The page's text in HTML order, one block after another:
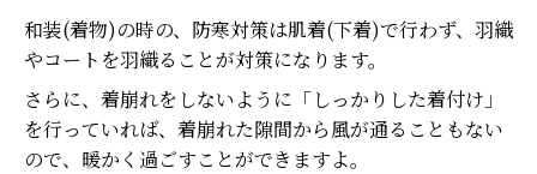
和装(着物)の時の、防寒対策は肌着(下着)で行わず、羽織
やコートを羽織ることが対策になります。
さらに、着崩れをしないように「しっかりした着付け」
を行っていれば、着崩れた隙間から風が通ることもない
ので、暖かく過ごすことができますよ。